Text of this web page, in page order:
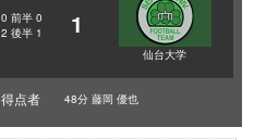
0 前半 0
2 後半 1 1
仙台大学
得点者 48分 藤岡 優也